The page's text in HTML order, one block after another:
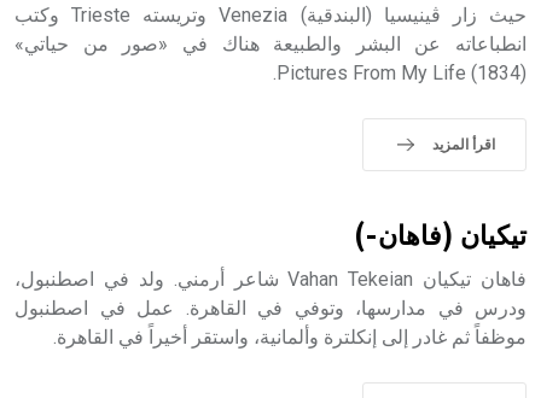
حيث زار ڤينيسيا (البندقية) Venezia وتريسته Trieste وكتب
انطباعاته عن البشر والطبيعة هناك في «صور من حياتي»
Pictures From My Life (1834).
اقرأ المزيد
تيكيان (فاهان-)
فاهان تيكيان Vahan Tekeian شاعر أرمني. ولد في اصطنبول،
ودرس في مدارسها، وتوفي في القاهرة. عمل في اصطنبول
موظفاً ثم غادر إلى إنكلترة وألمانية، واستقر أخيراً في القاهرة.